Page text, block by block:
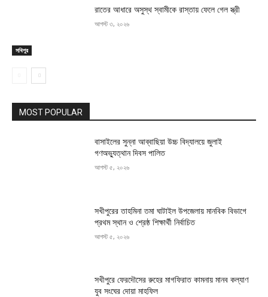
সখিপুর
রাতের আধারে অসুস্থ স্বামীকে রাস্তায় ফেলে গেল স্ত্রী
আগস্ট ৩, ২০২৬
MOST POPULAR
বাসাইলের সুন্না আব্বাছিয়া উচ্চ বিদ্যালয়ে জুলাই
গণঅভ্যুত্থান দিবস পালিত
আগস্ট ৫, ২০২৬
সখীপুরের তাহমিনা তমা ঘাটাইল উপজেলায় মানবিক বিভাগে
প্রথম স্থান ও শ্রেষ্ঠ শিক্ষার্থী নির্বাচিত
আগস্ট ৫, ২০২৬
সখীপুরে ফেরদৌসের রুহের মাগফিরাত কামনায় মানব কল্যাণ
যুব সংঘের দোয়া মাহফিল